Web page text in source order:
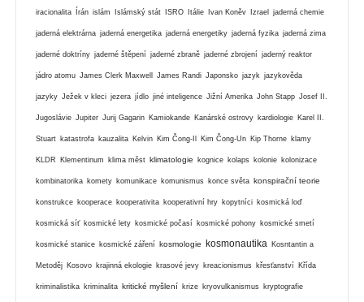
iracionalita Írán islám Islámský stát ISRO Itálie Ivan Koněv Izrael jaderná chemie
jaderná elektrárna jaderná energetika jaderná energetiky jaderná fyzika jaderná zima
jaderné doktríny jaderné štěpení jaderné zbraně jaderné zbrojení jaderný reaktor
jádro atomu James Clerk Maxwell James Randi Japonsko jazyk jazykověda
jazyky Ježek v kleci jezera jídlo jiné inteligence Jižní Amerika John Stapp Josef II.
Jugoslávie Jupiter Jurij Gagarin Kamiokande Kanárské ostrovy kardiologie Karel II.
Stuart katastrofa kauzalita Kelvin Kim Čong-Il Kim Čong-Un Kip Thorne klamy
KLDR Klementinum klima měst klimatologie kognice kolaps kolonie kolonizace
kombinatorika komety komunikace komunismus konce světa konspirační teorie
konstrukce kooperace kooperativita kooperativní hry kopytníci kosmická loď
kosmická síť kosmické lety kosmické počasí kosmické pohony kosmické smetí
kosmické stanice kosmické záření kosmologie kosmonautika Kosntantin a
Metoděj Kosovo krajinná ekologie krasové jevy kreacionismus křesťanství Křída
kriminalistika kriminalita kritické myšlení krize kryovulkanismus kryptografie